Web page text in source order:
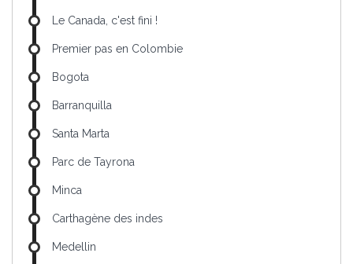
Le Canada, c'est fini !
Premier pas en Colombie
Bogota
Barranquilla
Santa Marta
Parc de Tayrona
Minca
Carthagène des indes
Medellin